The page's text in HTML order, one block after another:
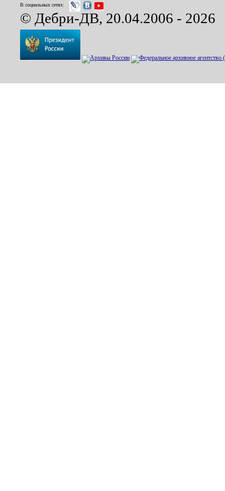
В социальных сетях:
© Дебри-ДВ, 20.04.2006 - 2026